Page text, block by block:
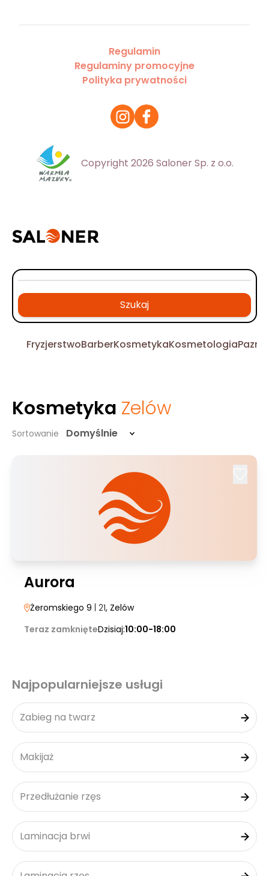
Regulamin
Regulaminy promocyjne
Polityka prywatności
Copyright 2026 Saloner Sp. z o.o.
Szukaj
FryzjerstwoBarberKosmetykaKosmetologia
Kosmetyka Zelów
Sortowanie Domyślnie
Aurora
Żeromskiego 9 | 21, Zelów
Teraz zamknięteDzisiaj:10:00-18:00
Najpopularniejsze usługi
Zabieg na twarz
Makijaż
Przedłużanie rzęs
Laminacja brwi